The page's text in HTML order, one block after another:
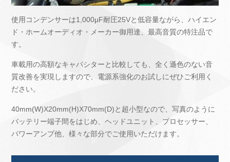
使用コンデンサーは1,000μF耐圧25Vと低容量ながら、ハイエン
ド・ホームオーディオ・メーカー御用達、最高音質の特注品で
す。
車載用の高額なキャパシターと比較しても、全く遜色のない音
質改善を実現しますので、電源系強化のお試しにぜひご利用く
ださい。
40mm(W)X20mm(H)X70mm(D)と超小型なので、写真のように
バッテリー端子間をはじめ、ヘッドユニット、プロセッサー、
パワーアンプ他、様々な部分でご使用いただけます。